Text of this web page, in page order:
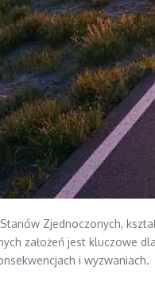
Zjednoczonych,
założeń jest kluczowe
i wyzwaniach.